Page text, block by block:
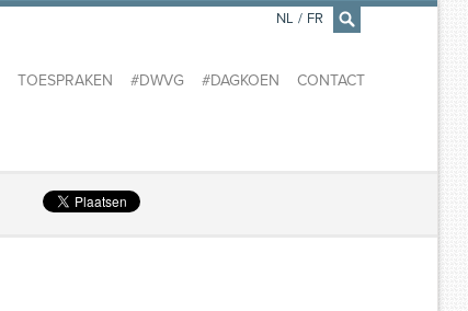
×
TOESPRAKEN #DWVG #DAGKOEN CONTACT
NL / FR